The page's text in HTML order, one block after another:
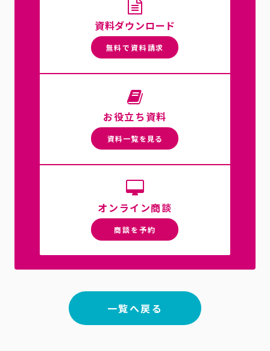
資料ダウンロード
無料で資料請求
お役立ち資料
資料一覧を見る
オンライン商談
商談を予約
一覧へ戻る